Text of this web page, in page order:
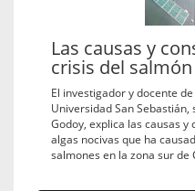
Las causas y
crisis del salmón
El investigador y docente
Universidad San
Godoy, explica las causas
algas nocivas que ha
salmones en la zona sur de